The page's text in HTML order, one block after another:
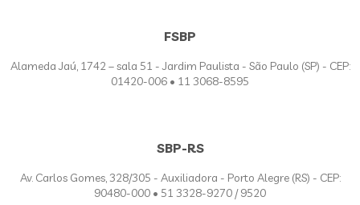
FSBP
Alameda Jaú, 1742 – sala 51 - Jardim Paulista - São Paulo (SP) - CEP:
01420-006 • 11 3068-8595
SBP-RS
Av. Carlos Gomes, 328/305 - Auxiliadora - Porto Alegre (RS) - CEP:
90480-000 • 51 3328-9270 / 9520